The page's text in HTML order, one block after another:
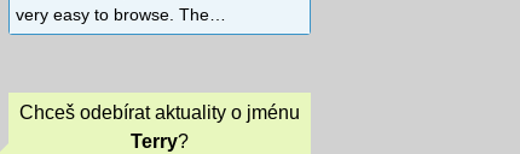
very easy to browse. The…
Chceš odebírat aktuality o jménu
Terry?